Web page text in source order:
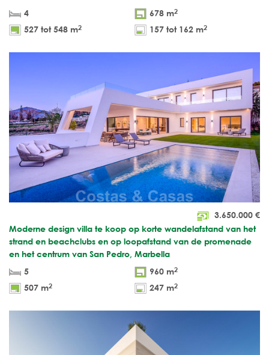
4
678 m2
527 tot 548 m2 157 tot 162 m2
3.650.000 €
Moderne design villa te koop op korte wandelafstand van het
strand en beachclubs en op loopafstand van de promenade
en het centrum van San Pedro, Marbella
5
960 m2
507 m2 247 m2